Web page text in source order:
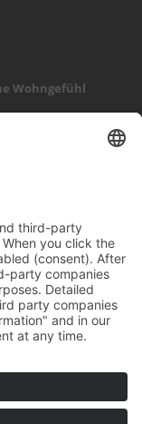
Wohngefühl
küche
heizung